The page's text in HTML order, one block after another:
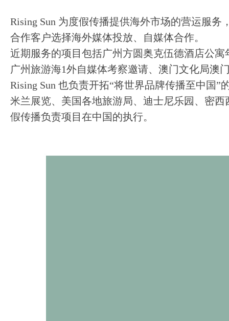
Rising Sun 为度假传播提供海外市场的营运服务
合作客户选择海外媒体投放、自媒体合作。
近期服务的项目包括广州方圆奥克伍德酒店公
广州旅游海1外自媒体考察邀请、澳门文化局澳
Rising Sun 也负责开拓“将世界品牌传播至中国”
米兰展览、美国各地旅游局、迪士尼乐园、密
假传播负责项目在中国的执行。